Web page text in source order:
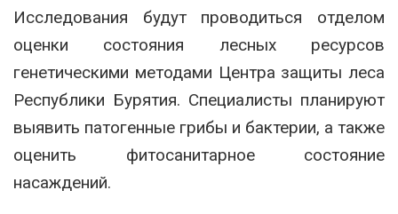
Исследования будут проводиться отделом
оценки состояния лесных ресурсов
генетическими методами Центра защиты леса
Республики Бурятия. Специалисты планируют
выявить патогенные грибы и бактерии, а также
оценить фитосанитарное состояние
насаждений.